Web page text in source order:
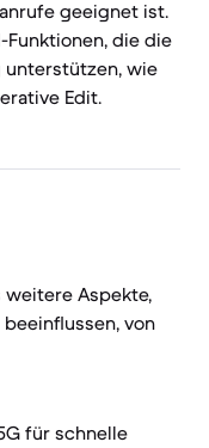
geeignet ist.
Funktionen, die die
wie
Edit.
Aspekte,
von
für schnelle